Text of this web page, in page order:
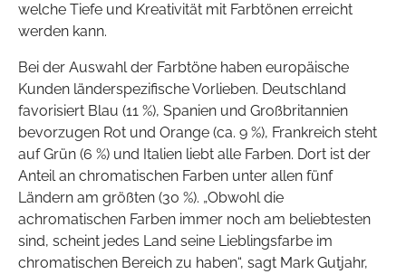
welche Tiefe und Kreativität mit Farbtönen erreicht
werden kann.
Bei der Auswahl der Farbtöne haben europäische
Kunden länderspezifische Vorlieben. Deutschland
favorisiert Blau (11 %), Spanien und Großbritannien
bevorzugen Rot und Orange (ca. 9 %), Frankreich steht
auf Grün (6 %) und Italien liebt alle Farben. Dort ist der
Anteil an chromatischen Farben unter allen fünf
Ländern am größten (30 %). „Obwohl die
achromatischen Farben immer noch am beliebtesten
sind, scheint jedes Land seine Lieblingsfarbe im
chromatischen Bereich zu haben“, sagt Mark Gutjahr,